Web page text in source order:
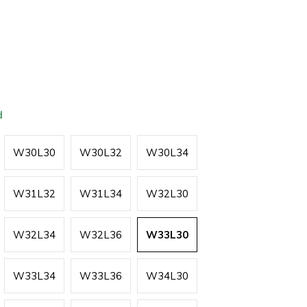
W30L30 W30L32 W30L34
W31L32 W31L34 W32L30
W32L34 W32L36 W33L30
W33L34 W33L36 W34L30